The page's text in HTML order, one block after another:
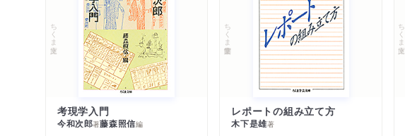
ちくま文庫
考現学入門
今和次郎著藤森照信編
ちくま学芸文庫
レポートの組み立て方
木下是雄著
ちくま文庫